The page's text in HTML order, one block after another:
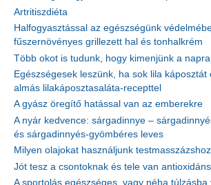
Artritiszdiéta
Halfogyasztással az egészségünk
fűszernövényes grillezett hal és tonhalkrém
Több okot is tudunk, hogy kimenjünk a napra
Egészségesek leszünk, ha sok lila káposztát
almás lilakáposztasaláta-recepttel
A gyász öregítő hatással van az emberekre
A nyár kedvence: sárgadinnye –
és sárgadinnyés-gyömbéres leves
Milyen olajokat használjunk
Jót tesz a csontoknak és tele van
A sportolás egészséges, vagy néha túlzásba